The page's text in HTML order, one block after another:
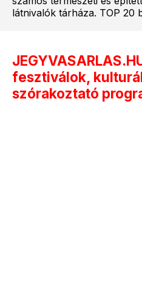
látnivalók tárháza. TOP 20
fesztiválok,
szórakoztató